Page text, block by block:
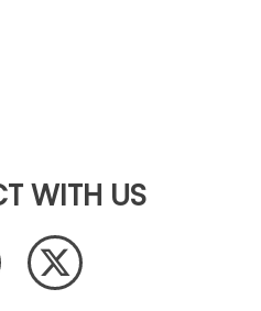
WITH US